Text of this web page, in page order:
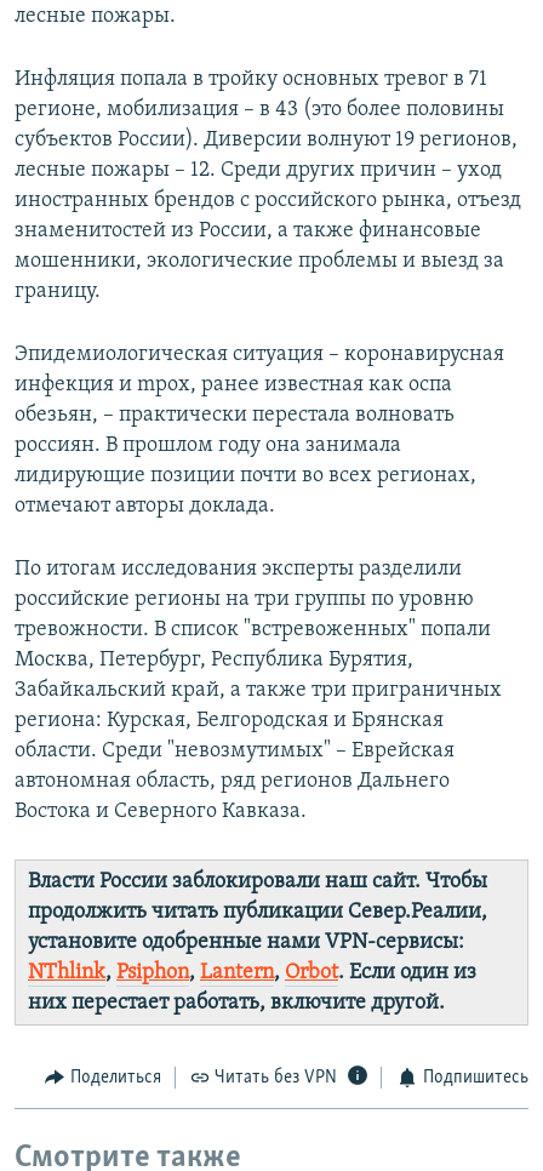
лесные пожары.
Инфляция попала в тройку основных тревог в 71
регионе, мобилизация – в 43 (это более половины
субъектов России). Диверсии волнуют 19 регионов,
лесные пожары – 12. Среди других причин – уход
иностранных брендов с российского рынка, отъезд
знаменитостей из России, а также финансовые
мошенники, экологические проблемы и выезд за
границу.
Эпидемиологическая ситуация – коронавирусная
инфекция и mpox, ранее известная как оспа
обезьян, – практически перестала волновать
россиян. В прошлом году она занимала
лидирующие позиции почти во всех регионах,
отмечают авторы доклада.
По итогам исследования эксперты разделили
российские регионы на три группы по уровню
тревожности. В список "встревоженных" попали
Москва, Петербург, Республика Бурятия,
Забайкальский край, а также три приграничных
региона: Курская, Белгородская и Брянская
области. Среди "невозмутимых" – Еврейская
автономная область, ряд регионов Дальнего
Востока и Северного Кавказа.
Власти России заблокировали наш сайт. Чтобы
продолжить читать публикации Север.Реалии,
установите одобренные нами VPN-сервисы:
NThlink, Psiphon, Lantern, Orbot. Если один из
них перестает работать, включите другой.
Поделиться Читать без VPN Подпишитесь
Смотрите также